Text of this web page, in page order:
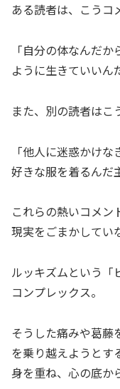
ある読者は、こうコ
「自分の体なんだ
ように生きていいん
また、別の読者はこ
「他人に迷惑かけ
好きな服を着るんだ
これらの熱いコメン
現実をごまかしてい
ルッキズムという「
コンプレックス。
そうした痛みや葛藤
を乗り越えようとす
身を重ね、心の底か